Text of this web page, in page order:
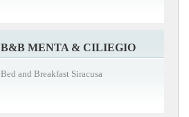
B&B MENTA & CILIEGIO
Bed and Breakfast Siracusa